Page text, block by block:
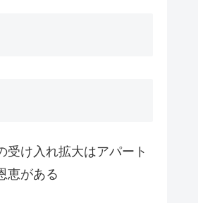
受け入れ拡大はアパート
恵がある